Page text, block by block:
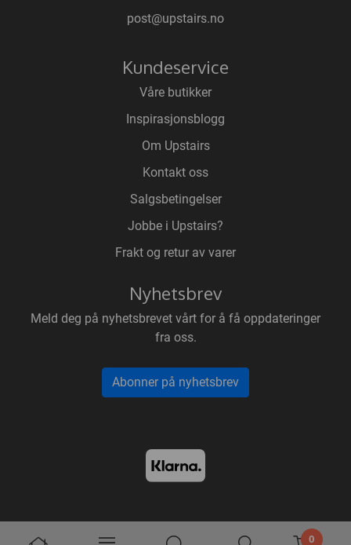
0
post@upstairs.no
Kundeservice
Våre butikker
Inspirasjonsblogg
Om Upstairs
Kontakt oss
Salgsbetingelser
Jobbe i Upstairs?
Frakt og retur av varer
Nyhetsbrev
Meld deg på nyhetsbrevet vårt for å få oppdateringer
fra oss.
Abonner på nyhetsbrev